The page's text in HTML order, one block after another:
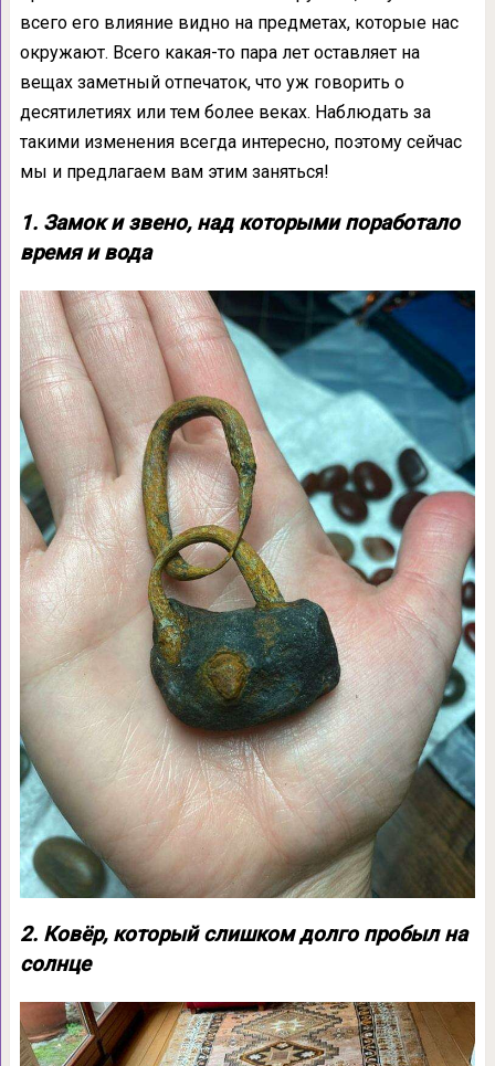
всего его влияние видно на предметах, которые нас
окружают. Всего какая-то пара лет оставляет на
вещах заметный отпечаток, что уж говорить о
десятилетиях или тем более веках. Наблюдать за
такими изменения всегда интересно, поэтому сейчас
мы и предлагаем вам этим заняться!
1. Замок и звено, над которыми поработало
время и вода
2. Ковёр, который слишком долго пробыл на
солнце